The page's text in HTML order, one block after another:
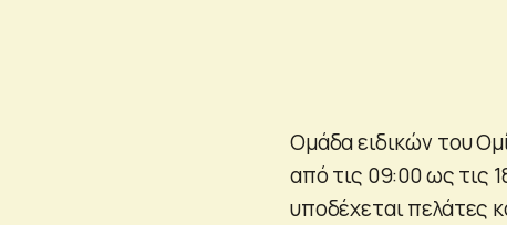
Ομάδα ειδικών του
από τις 09:00 ως τις
υποδέχεται πελάτες